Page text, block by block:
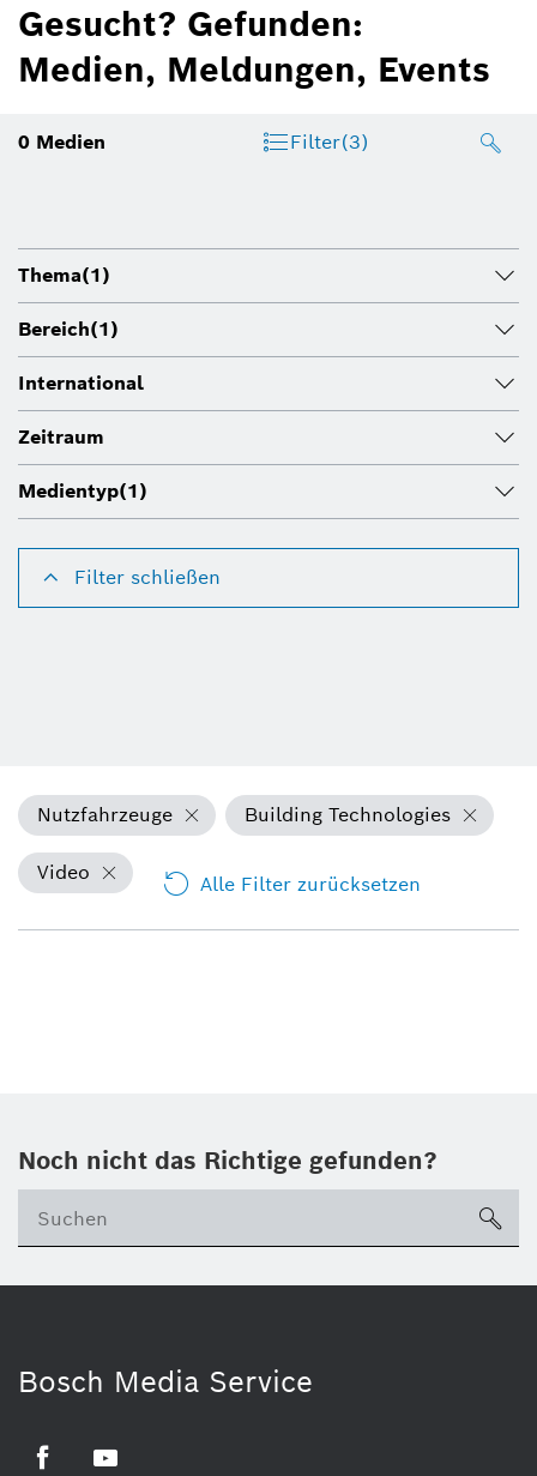
Gesucht? Gefunden:
Medien, Meldungen, Events
0 Medien Filter(3)
Thema(1)
Bereich(1)
International
Zeitraum
Medientyp(1)
Filter schließen
Nutzfahrzeuge Building Technologies
Video Alle Filter zurücksetzen
Noch nicht das Richtige gefunden?
Bosch Media Service